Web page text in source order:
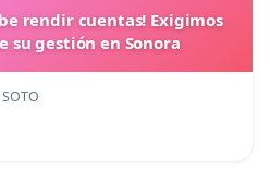
rendir cuentas! Exigimos
su gestión en Sonora